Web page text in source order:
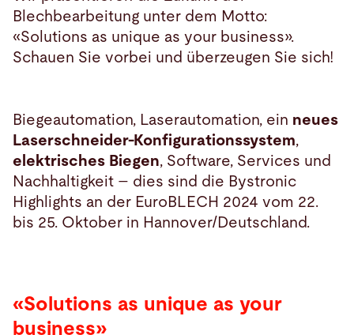
Blechbearbeitung unter dem Motto:
«Solutions as unique as your business».
Schauen Sie vorbei und überzeugen Sie sich!
Biegeautomation, Laserautomation, ein neues
Laserschneider-Konfigurationssystem,
elektrisches Biegen, Software, Services und
Nachhaltigkeit – dies sind die Bystronic
Highlights an der EuroBLECH 2024 vom 22.
bis 25. Oktober in Hannover/Deutschland.
«Solutions as unique as your
business»